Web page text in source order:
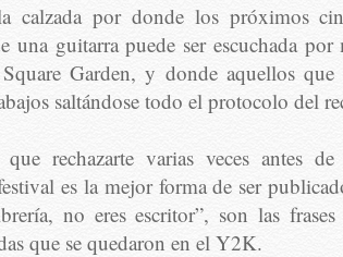
calzada por donde los próximos
una guitarra puede ser escuchada
Garden, y donde aquellos que
saltándose todo el protocolo del
rechazarte varias veces antes
es la mejor forma de ser
no eres escritor”, son las
que se quedaron en el Y2K.